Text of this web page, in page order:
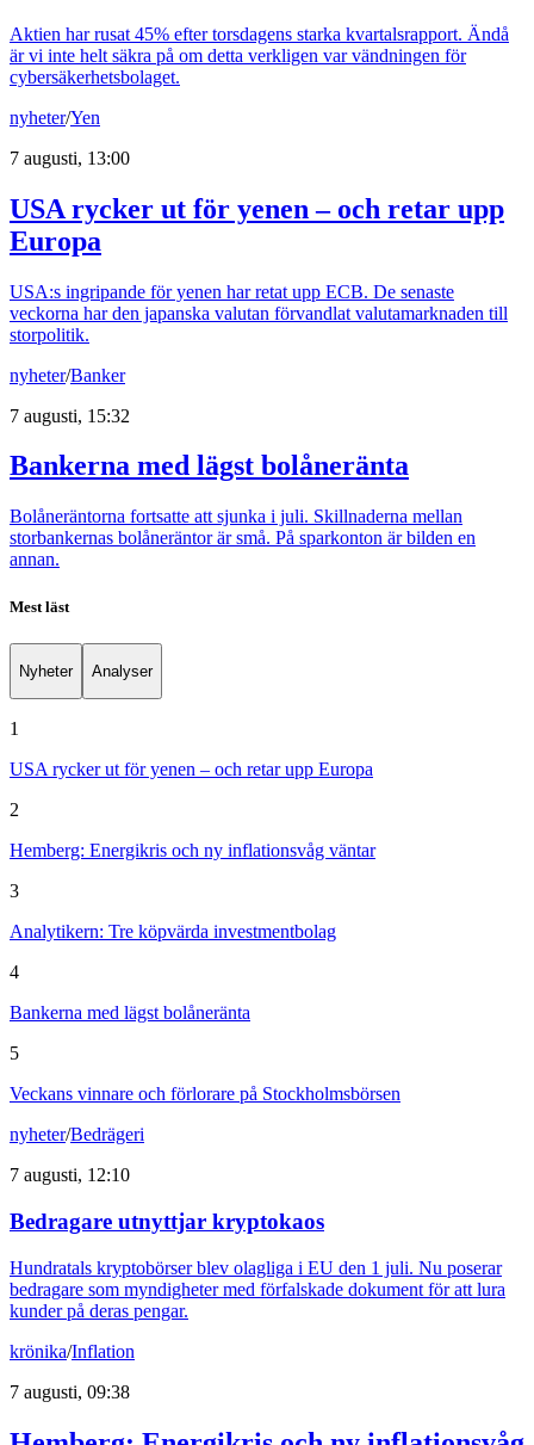
Aktien har rusat 45% efter torsdagens starka kvartalsrapport. Ändå
är vi inte helt säkra på om detta verkligen var vändningen för
cybersäkerhetsbolaget.
nyheter/Yen
7 augusti, 13:00
USA rycker ut för yenen – och retar upp
Europa
USA:s ingripande för yenen har retat upp ECB. De senaste
veckorna har den japanska valutan förvandlat valutamarknaden till
storpolitik.
nyheter/Banker
7 augusti, 15:32
Bankerna med lägst bolåneränta
Bolåneräntorna fortsatte att sjunka i juli. Skillnaderna mellan
storbankernas bolåneräntor är små. På sparkonton är bilden en
annan.
Mest läst
Nyheter Analyser
1
USA rycker ut för yenen – och retar upp Europa
2
Hemberg: Energikris och ny inflationsvåg väntar
3
Analytikern: Tre köpvärda investmentbolag
4
Bankerna med lägst bolåneränta
5
Veckans vinnare och förlorare på Stockholmsbörsen
nyheter/Bedrägeri
7 augusti, 12:10
Bedragare utnyttjar kryptokaos
Hundratals kryptobörser blev olagliga i EU den 1 juli. Nu poserar
bedragare som myndigheter med förfalskade dokument för att lura
kunder på deras pengar.
krönika/Inflation
7 augusti, 09:38